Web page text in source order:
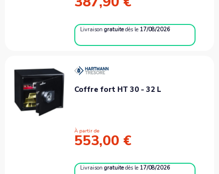
Livraisongratuite dès le 17/08/2026
Coffre fort HT 30 - 32 L
À partir de
553,00 €
Livraisongratuite dès le 17/08/2026